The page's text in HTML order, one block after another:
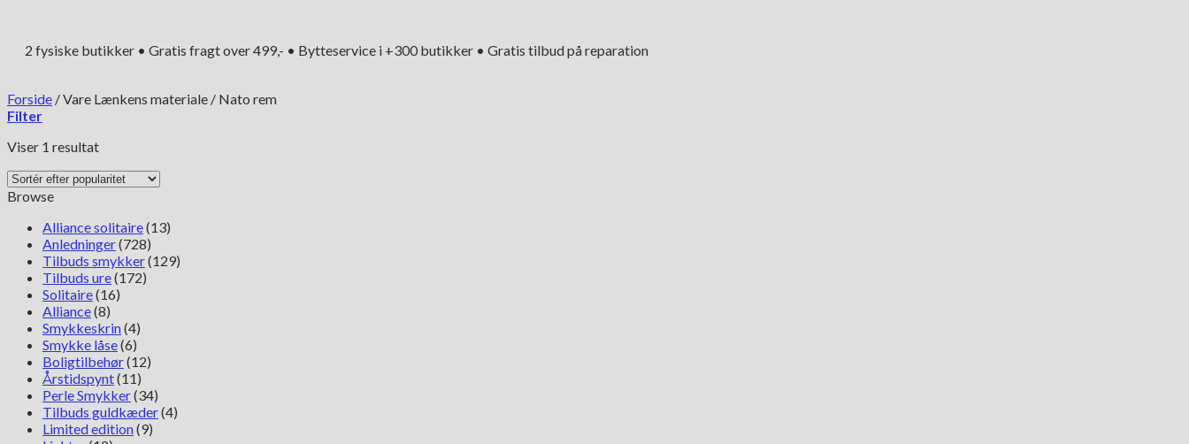
2 fysiske butikker • Gratis fragt over 499,- • Bytteservice i +300 butikker • Gratis tilbud på reparation
Forside /Vare Lænkens materiale / Nato rem
Filter
Viser 1 resultat
Browse
Alliance solitaire(13)
Anledninger(728)
Tilbuds smykker(129)
Tilbuds ure(172)
Solitaire(16)
Alliance(8)
Smykkeskrin(4)
Smykke låse(6)
Boligtilbehør(12)
Årstidspynt(11)
Perle Smykker(34)
Tilbuds guldkæder(4)
Limited edition(9)